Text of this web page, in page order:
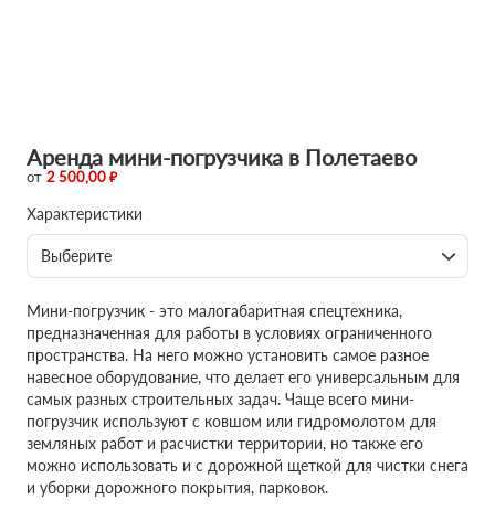
Аренда мини-погрузчика в Полетаево
от 2 500,00 ₽
Характеристики
Выберите
Мини-погрузчик - это малогабаритная спецтехника,
предназначенная для работы в условиях ограниченного
пространства. На него можно установить самое разное
навесное оборудование, что делает его универсальным для
самых разных строительных задач. Чаще всего мини-
погрузчик используют с ковшом или гидромолотом для
земляных работ и расчистки территории, но также его
можно использовать и с дорожной щеткой для чистки снега
и уборки дорожного покрытия, парковок.